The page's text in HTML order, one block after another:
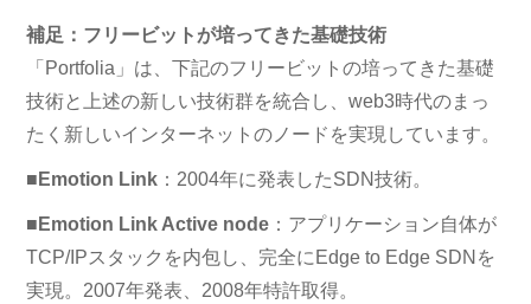
補足：フリービットが培ってきた基礎技術
「Portfolia」は、下記のフリービットの培ってきた基礎
技術と上述の新しい技術群を統合し、web3時代のまっ
たく新しいインターネットのノードを実現しています。
■ Emotion Link ：2004年に発表したSDN技術。
■ Emotion Link Active node ：アプリケーション自体が
TCP/IPスタックを内包し、完全にEdge to Edge SDNを
実現。2007年発表、2008年特許取得。